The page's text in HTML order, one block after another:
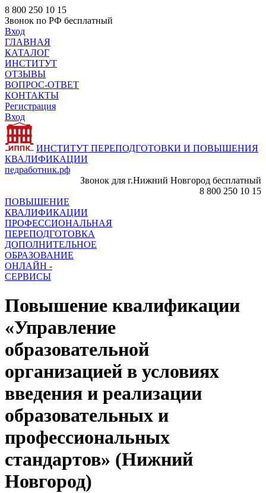
8 800 250 10 15
Звонок по РФ бесплатный
Вход
ГЛАВНАЯ
КАТАЛОГ
ИНСТИТУТ
ОТЗЫВЫ
ВОПРОС-ОТВЕТ
КОНТАКТЫ
Регистрация
Вход
ИНСТИТУТ ПЕРЕПОДГОТОВКИ И ПОВЫШЕНИЯ
КВАЛИФИКАЦИИ
педработник.рф
Звонок для г.Нижний Новгород бесплатный
8 800 250 10 15
ПОВЫШЕНИЕ
КВАЛИФИКАЦИИ
ПРОФЕССИОНАЛЬНАЯ
ПЕРЕПОДГОТОВКА
ДОПОЛНИТЕЛЬНОЕ
ОБРАЗОВАНИЕ
ОНЛАЙН -
СЕРВИСЫ
Повышение квалификации
«Управление
образовательной
организацией в условиях
введения и реализации
образовательных и
профессиональных
стандартов» (Нижний
Новгород)